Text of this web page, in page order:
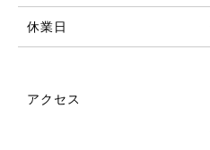
休業日
アクセス